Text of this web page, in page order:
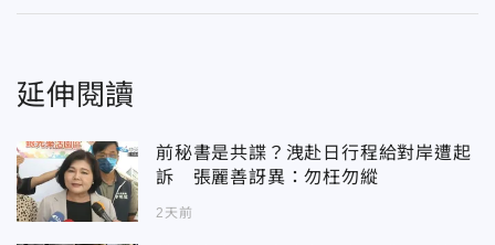
延伸閱讀
前秘書是共諜？洩赴日行程給對岸遭起
訴 張麗善訝異：勿枉勿縱
2天前